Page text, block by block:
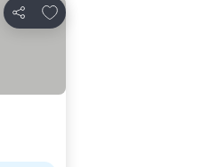
Partilhar
Adicionar aos favoritos